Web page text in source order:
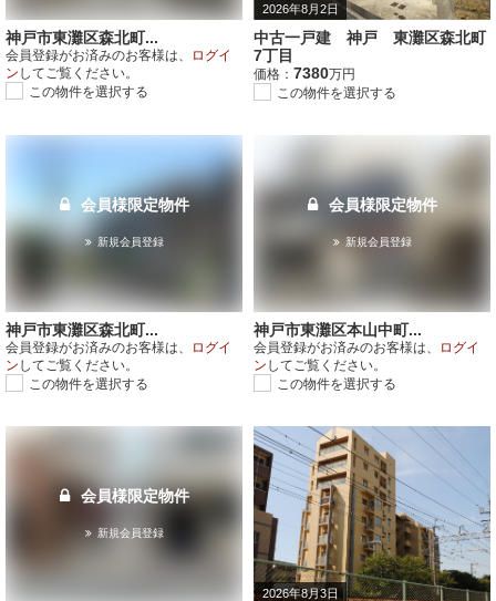
神戸市東灘区森北町...
会員登録がお済みのお客様は、
ログイ
ン してご覧ください。
この物件を選択する
2026年8月2日
中古一戸建 神戸 東灘区森北町
7丁目
価格： 7380万円
この物件を選択する
会員様限定物件
新規会員登録
神戸市東灘区森北町...
会員登録がお済みのお客様は、
ログイ
ン してご覧ください。
この物件を選択する
会員様限定物件
新規会員登録
神戸市東灘区本山中町...
会員登録がお済みのお客様は、
ログイ
ン してご覧ください。
この物件を選択する
会員様限定物件
新規会員登録
2026年8月3日